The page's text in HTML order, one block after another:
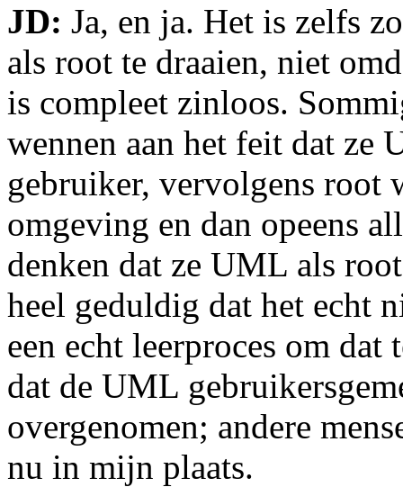
JD: Ja, en ja. Het is zelfs
als root te draaien, niet
is compleet zinloos.
wennen aan het feit dat ze
gebruiker, vervolgens root
omgeving en dan opeens
denken dat ze UML als
heel geduldig dat het echt
een echt leerproces om
dat de UML
overgenomen; andere
nu in mijn plaats.